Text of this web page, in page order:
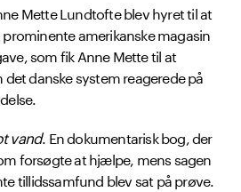
Mette Lundtofte blev hyret til at
amerikanske magasin
som fik Anne Mette til at
danske system reagerede på
vand. En dokumentarisk bog, der
forsøgte at hjælpe, mens sagen
tillidssamfund blev sat på prøve.